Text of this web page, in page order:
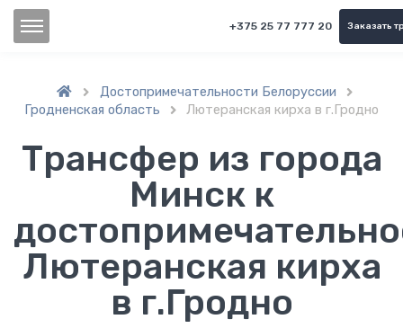
+375 25 77 777 20 Заказать
 Достопримечательности Белоруссии 
Гродненская область  Лютеранская кирха в г.Гродно
Трансфер из города
Минск к
Лютеранская кирха
в г.Гродно